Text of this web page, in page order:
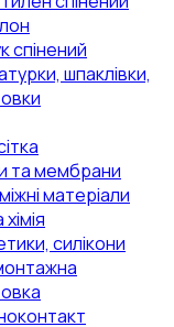
спінений
шпаклівки,
та мембрани
матеріали
силікони